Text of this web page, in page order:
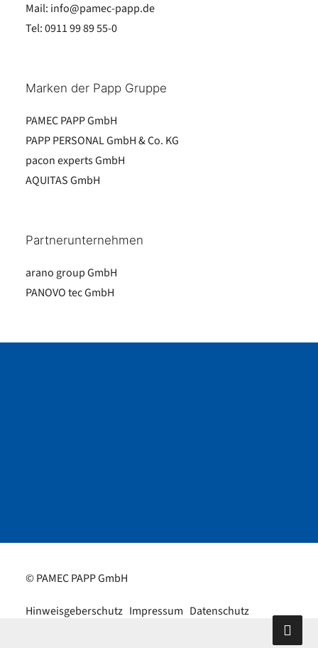
Mail: info@pamec-papp.de
Tel:0911 99 89 55-0
Marken der Papp Gruppe
PAMEC PAPP GmbH
PAPP PERSONAL GmbH & Co. KG
pacon experts GmbH
AQUITAS GmbH
Partnerunternehmen
arano group GmbH
PANOVO tec GmbH
© PAMEC PAPP GmbH
Hinweisgeberschutz Impressum Datenschutz